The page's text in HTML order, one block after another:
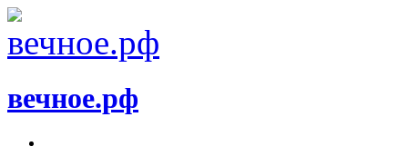
вечное.рф